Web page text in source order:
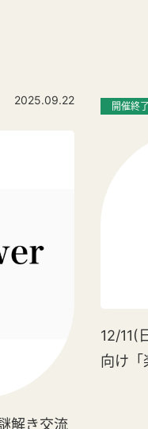
2025.09.22
解き交流
開催終了
12/11(
向け「